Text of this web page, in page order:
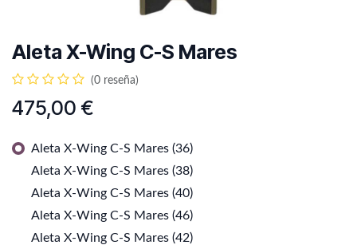
Aleta X-Wing C-S Mares
(0 reseña)
475,00 €
Aleta X-Wing C-S Mares (36)
Aleta X-Wing C-S Mares (38)
Aleta X-Wing C-S Mares (40)
Aleta X-Wing C-S Mares (46)
Aleta X-Wing C-S Mares (42)